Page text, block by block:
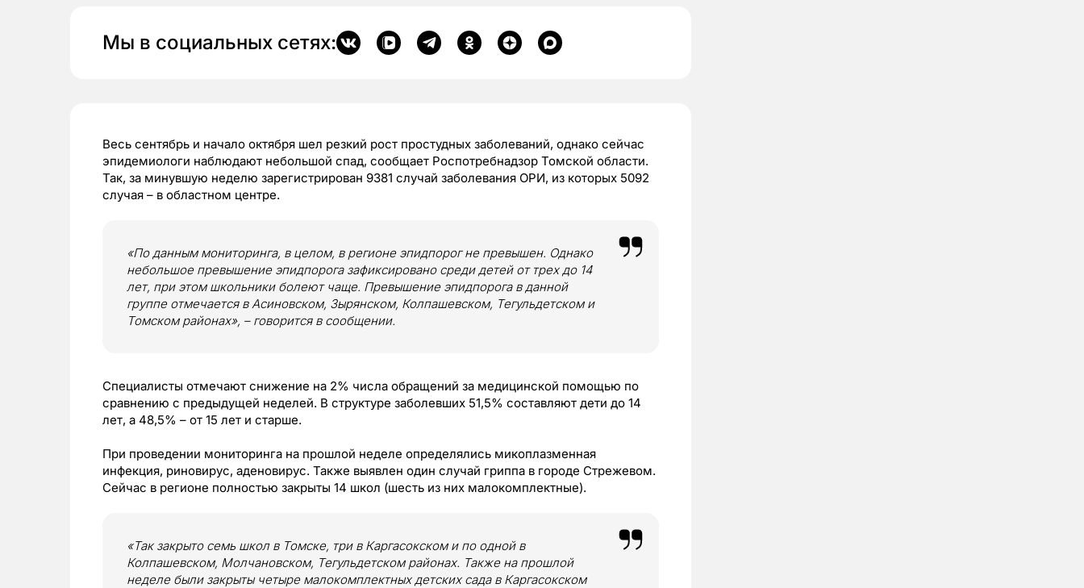
Мы в социальных сетях:
Весь сентябрь и начало октября шел резкий рост простудных заболеваний, однако сейчас
эпидемиологи наблюдают небольшой спад, сообщает Роспотребнадзор Томской области.
Так, за минувшую неделю зарегистрирован 9381 случай заболевания ОРИ, из которых 5092
случая – в областном центре.
«По данным мониторинга, в целом, в регионе эпидпорог не превышен. Однако
небольшое превышение эпидпорога зафиксировано среди детей от трех до 14
лет, при этом школьники болеют чаще. Превышение эпидпорога в данной
группе отмечается в Асиновском, Зырянском, Колпашевском, Тегульдетском и
Томском районах», – говорится в сообщении.
Специалисты отмечают снижение на 2% числа обращений за медицинской помощью по
сравнению с предыдущей неделей. В структуре заболевших 51,5% составляют дети до 14
лет, а 48,5% – от 15 лет и старше.
При проведении мониторинга на прошлой неделе определялись микоплазменная
инфекция, риновирус, аденовирус. Также выявлен один случай гриппа в городе Стрежевом.
Сейчас в регионе полностью закрыты 14 школ (шесть из них малокомплектные).
«Так закрыто семь школ в Томске, три в Каргасокском и по одной в
Колпашевском, Молчановском, Тегульдетском районах. Также на прошлой
неделе были закрыты четыре малокомплектных детских сада в Каргасокском